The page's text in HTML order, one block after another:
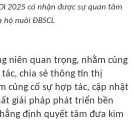
2025 có nhận được sự quan tâm
hộ nuôi ĐBSCL
niên quan trọng, nhằm củng
chia sẻ thông tin thị
củng cố sự hợp tác, cập nhật
giải pháp phát triển bền
định quyết tâm đưa kim